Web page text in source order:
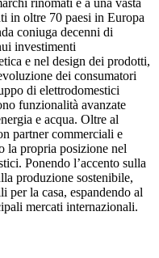
in oltre 70 paesi in Europa
coniuga decenni di
investimenti
e nel design dei prodotti,
dei consumatori
di elettrodomestici
funzionalità avanzate
e acqua. Oltre al
partner commerciali e
la propria posizione nel
Ponendo l’accento sulla
produzione sostenibile,
la casa, espandendo al
mercati internazionali.